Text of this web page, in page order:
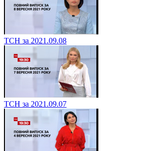
ТСН за 2021.09.08
ТСН за 2021.09.07